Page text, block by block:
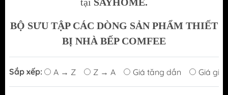
BỘ SƯU TẬP CÁC DÒNG SẢN PHẨM THIẾT
BỊ NHÀ BẾP COMFEE
Sắp xếp: A → Z Z → A Giá tăng dần Giá